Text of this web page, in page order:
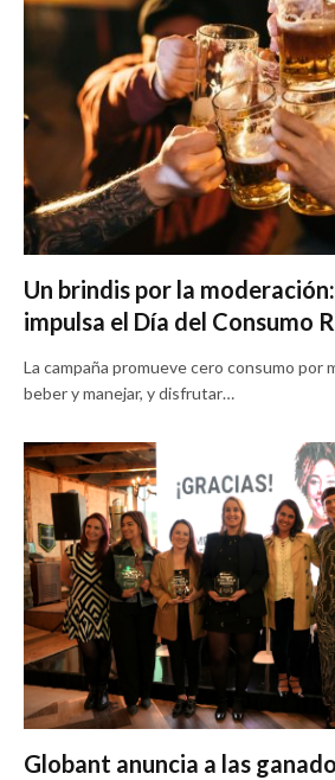
Un brindis por la
impulsa el Día del Consumo
La campaña promueve cero consumo por
beber y manejar, y disfrutar…
Globant anuncia a las